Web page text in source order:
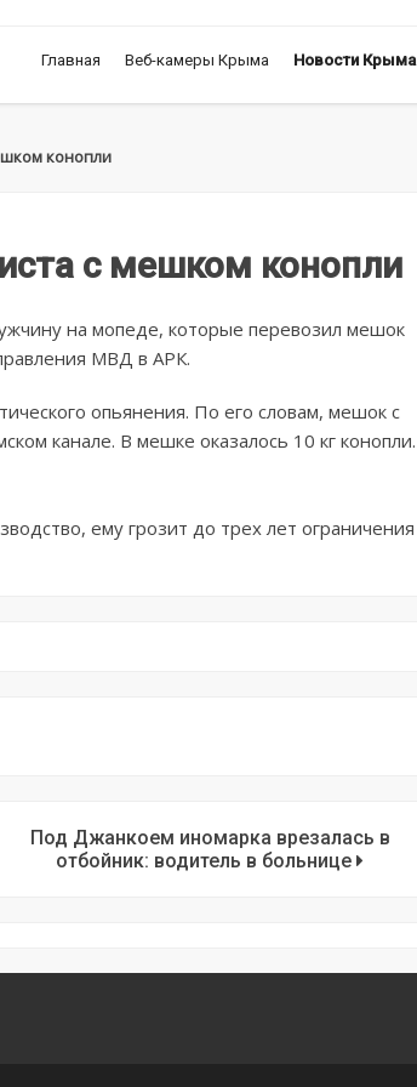
Главная Веб-камеры Крыма Новости Крыма
конопли
с мешком конопли
на мопеде, которые перевозил мешок
МВД в АРК.
опьянения. По его словам, мешок с
канале. В мешке оказалось 10 кг конопли.
ему грозит до трех лет ограничения
Под Джанкоем иномарка врезалась в
отбойник: водитель в больнице